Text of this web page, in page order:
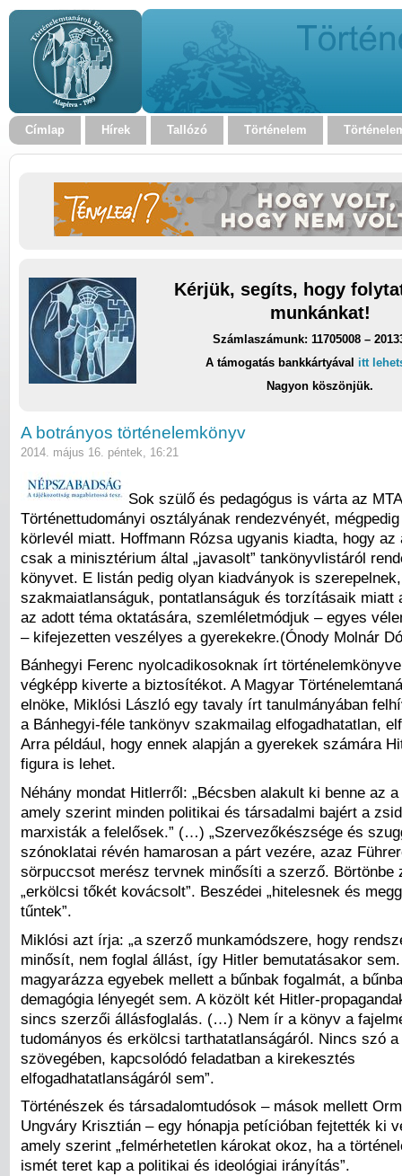
Címlap Hírek Tallózó Történelem
Kérjük, segíts, hogy
munkánkat!
Számlaszámunk: 11705008 –
A támogatás bankkártyával itt
Nagyon köszönjük.
A botrányos történelemkönyv
2014. május 16. péntek, 16:21
Sok szülő és pedagógus is várta az
Történettudományi osztályának rendezvényét,
körlevél miatt. Hoffmann Rózsa ugyanis kiadta, hogy az
csak a minisztérium által „javasolt” tankönyvlistáról
könyvet. E listán pedig olyan kiadványok is
szakmaiatlanságuk, pontatlanságuk és torzításaik miatt
az adott téma oktatására, szemléletmódjuk – egyes
– kifejezetten veszélyes a gyerekekre.(Ónody Molnár
Bánhegyi Ferenc nyolcadikosoknak írt
végképp kiverte a biztosítékot. A Magyar
elnöke, Miklósi László egy tavaly írt tanulmányában
a Bánhegyi-féle tankönyv szakmailag elfogadhatatlan,
Arra például, hogy ennek alapján a gyerekek számára
figura is lehet.
Néhány mondat Hitlerről: „Bécsben alakult ki benne az
amely szerint minden politikai és társadalmi bajért a
marxisták a felelősek.” (…) „Szervezőkészsége és
szónoklatai révén hamarosan a párt vezére, azaz
sörpuccsot merész tervnek minősíti a szerző. Börtönbe
„erkölcsi tőkét kovácsolt”. Beszédei „hitelesnek és
tűntek”.
Miklósi azt írja: „a szerző munkamódszere, hogy
minősít, nem foglal állást, így Hitler bemutatásakor
magyarázza egyebek mellett a bűnbak fogalmát, a
demagógia lényegét sem. A közölt két Hitler-
sincs szerzői állásfoglalás. (…) Nem ír a könyv a
tudományos és erkölcsi tarthatatlanságáról. Nincs szó
szövegében, kapcsolódó feladatban a kirekesztés
elfogadhatatlanságáról sem”.
Történészek és társadalomtudósok – mások mellett
Ungváry Krisztián – egy hónapja petícióban fejtették ki
amely szerint „felmérhetetlen károkat okoz, ha a
ismét teret kap a politikai és ideológiai irányítás”.